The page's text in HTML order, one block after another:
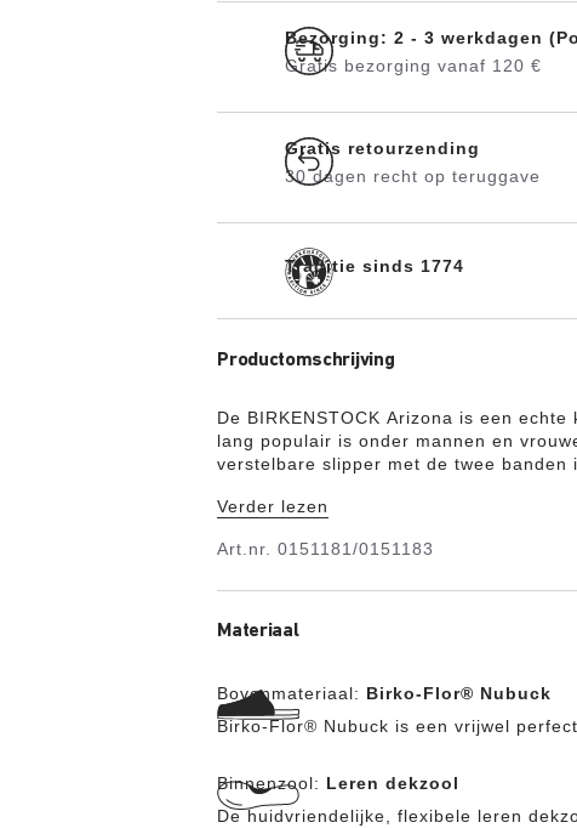
Bezorging: 2 - 3 werkdagen
Gratis bezorging vanaf 120 €
Gratis retourzending
30 dagen recht op teruggave
Traditie sinds 1774
Productomschrijving
De BIRKENSTOCK Arizona is een
lang populair is onder mannen en
verstelbare slipper met de twee banden
sterk Birko-Flor® in fraaie nubucklook.
Verder lezen
Art.nr.0151181/0151183
Materiaal
Bovenmateriaal: Birko-Flor® Nubuck
Birko-Flor® Nubuck is een vrijwel
Binnenzool: Leren dekzool
De huidvriendelijke, flexibele leren